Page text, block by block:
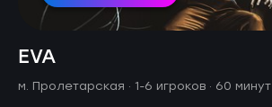
EVA
м. Пролетарская · 1-6 игроков · 60 минут